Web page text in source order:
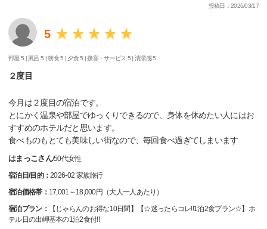
投稿日：2026/03/17
5
部屋 5 | 風呂 5 |朝食 5 | 夕食 5 |接客・サービス 5 |清潔感 5
２度目
今月は２度目の宿泊です。
とにかく温泉や部屋でゆっくりできるので、身体を休めたい人にはお
すすめのホテルだと思います。
食べものもとても美味しい街なので、毎回食べ過ぎてしまいます
はまっこさん/50代女性
宿泊日/目的：2026-02 家族旅行
宿泊価格帯： 17,001～18,000円（大人一人あたり）
宿泊プラン：
【じゃらんのお得な10日間】【☆迷ったらコレ!!1泊2食プラン☆】ホ
テル日の出岬基本の1泊2食付!!